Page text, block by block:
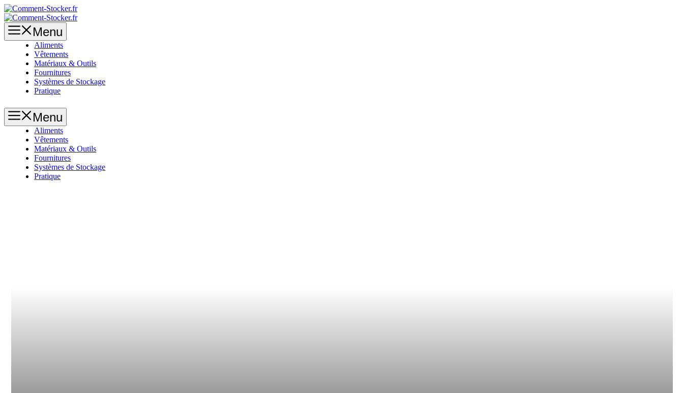
Aller
au
contenu Menu
Aliments
Vêtements
Matériaux & Outils
Fournitures
Systèmes de Stockage
Pratique
Menu
Aliments
Vêtements
Matériaux & Outils
Fournitures
Systèmes de Stockage
Pratique